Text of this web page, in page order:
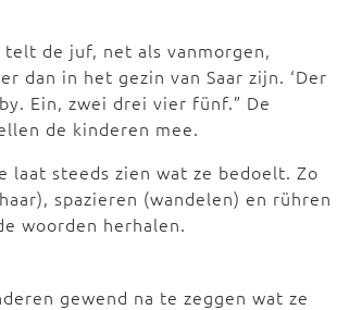
de juf, net als vanmorgen,
dan in het gezin van Saar zijn. ‘Der
Ein, zwei drei vier fünf.” De
de kinderen mee.
laat steeds zien wat ze bedoelt. Zo
spazieren (wandelen) en rühren
woorden herhalen.
gewend na te zeggen wat ze